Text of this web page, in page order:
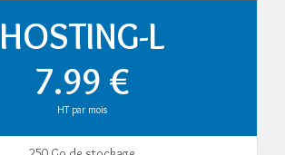
HOSTING-L
7.99 €
HT par mois